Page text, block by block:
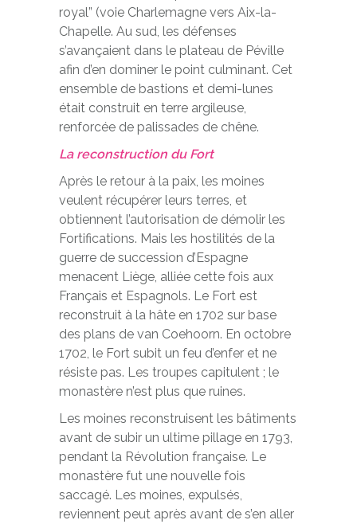
royal” (voie Charlemagne vers Aix-la-
Chapelle. Au sud, les défenses
s’avançaient dans le plateau de Péville
afin d’en dominer le point culminant. Cet
ensemble de bastions et demi-lunes
était construit en terre argileuse,
renforcée de palissades de chêne.
La reconstruction du Fort
Après le retour à la paix, les moines
veulent récupérer leurs terres, et
obtiennent l’autorisation de démolir les
Fortifications. Mais les hostilités de la
guerre de succession d’Espagne
menacent Liège, alliée cette fois aux
Français et Espagnols. Le Fort est
reconstruit à la hâte en 1702 sur base
des plans de van Coehoorn. En octobre
1702, le Fort subit un feu d’enfer et ne
résiste pas. Les troupes capitulent ; le
monastère n’est plus que ruines.
Les moines reconstruisent les bâtiments
avant de subir un ultime pillage en 1793,
pendant la Révolution française. Le
monastère fut une nouvelle fois
saccagé. Les moines, expulsés,
reviennent peut après avant de s’en aller